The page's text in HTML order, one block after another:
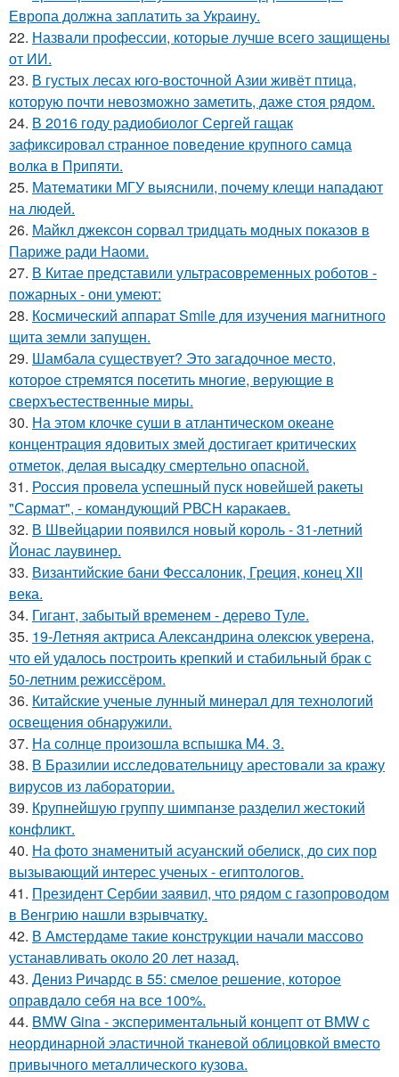
Европа должна заплатить за Украину.
22. Назвали профессии, которые лучше всего защищены
от ИИ.
23. В густых лесах юго-восточной Азии живёт птица,
которую почти невозможно заметить, даже стоя рядом.
24. В 2016 году радиобиолог Сергей гащак
зафиксировал странное поведение крупного самца
волка в Припяти.
25. Математики МГУ выяснили, почему клещи нападают
на людей.
26. Майкл джексон сорвал тридцать модных показов в
Париже ради Наоми.
27. В Китае представили ультрасовременных роботов -
пожарных - они умеют:
28. Космический аппарат Smile для изучения магнитного
щита земли запущен.
29. Шамбала существует? Это загадочное место,
которое стремятся посетить многие, верующие в
сверхъестественные миры.
30. На этом клочке суши в атлантическом океане
концентрация ядовитых змей достигает критических
отметок, делая высадку смертельно опасной.
31. Россия провела успешный пуск новейшей ракеты
"Сармат", - командующий РВСН каракаев.
32. В Швейцарии появился новый король - 31-летний
Йонас лаувинер.
33. Византийские бани Фессалоник, Греция, конец XII
века.
34. Гигант, забытый временем - дерево Туле.
35. 19-Летняя актриса Александрина олексюк уверена,
что ей удалось построить крепкий и стабильный брак с
50-летним режиссёром.
36. Китайские ученые лунный минерал для технологий
освещения обнаружили.
37. На солнце произошла вспышка M4. 3.
38. В Бразилии исследовательницу арестовали за кражу
вирусов из лаборатории.
39. Крупнейшую группу шимпанзе разделил жестокий
конфликт.
40. На фото знаменитый асуанский обелиск, до сих пор
вызывающий интерес ученых - египтологов.
41. Президент Сербии заявил, что рядом с газопроводом
в Венгрию нашли взрывчатку.
42. В Амстердаме такие конструкции начали массово
устанавливать около 20 лет назад.
43. Дениз Ричардс в 55: смелое решение, которое
оправдало себя на все 100%.
44. BMW Gina - экспериментальный концепт от BMW с
неординарной эластичной тканевой облицовкой вместо
привычного металлического кузова.